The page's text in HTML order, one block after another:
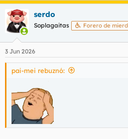
serdo
Soplagaitas Forero de
3 Jun 2026
pai-mei rebuznó: